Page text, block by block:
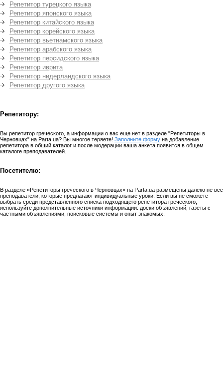
Репетитор турецкого языка
Репетитор японского языка
Репетитор китайского языка
Репетитор корейского языка
Репетитор вьетнамского языка
Репетитор арабского языка
Репетитор персидского языка
Репетитор иврита
Репетитор нидерландского языка
Репетитор другого языка
Репетитору:
Вы репетитор греческого, а информации о вас еще нет в разделе "Репетиторы в
Черновцах" на Parta.ua? Вы многое теряете! Заполните форму на добавление
репетитора в общий каталог и после модерации ваша анкета появится в общем
каталоге преподавателей.
Посетителю:
В разделе «Репетиторы греческого в Черновцах» на Parta.ua размещены далеко не все
преподаватели, которые предлагают индивидуальные уроки. Если вы не сможете
выбрать среди представленного списка подходящего репетитора греческого,
используйте дополнительные источники информации: доски объявлений, газеты с
частными объявлениями, поисковые системы и опыт знакомых.